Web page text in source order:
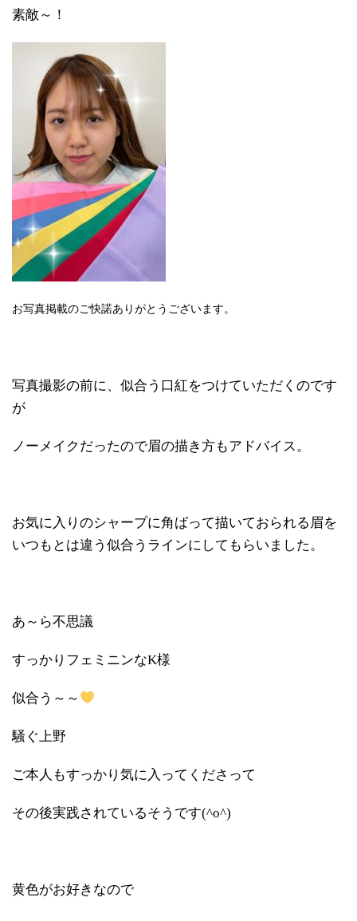
素敵～！
お写真掲載のご快諾ありがとうございます。
写真撮影の前に、似合う口紅をつけていただくのです
が
ノーメイクだったので眉の描き方もアドバイス。
お気に入りのシャープに角ばって描いておられる眉を
いつもとは違う似合うラインにしてもらいました。
あ～ら不思議
すっかりフェミニンなK様
似合う～～
騒ぐ上野
ご本人もすっかり気に入ってくださって
その後実践されているそうです(^o^)
黄色がお好きなので